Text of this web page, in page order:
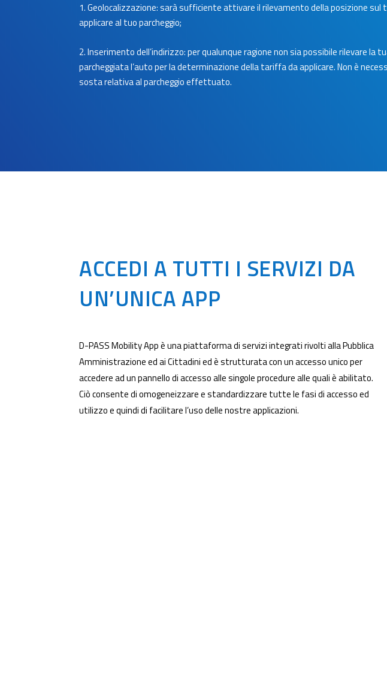
1. Geolocalizzazione: sarà sufficiente attivare il rilevamento della posizione
applicare al tuo parcheggio;
2. Inserimento dell’indirizzo: per qualunque ragione non sia possibile rilevare
parcheggiata l’auto per la determinazione della tariffa da applicare. Non è
sosta relativa al parcheggio effettuato.
ACCEDI A TUTTI I SERVIZI DA
UN’UNICA APP
D-PASS Mobility App è una piattaforma di servizi integrati rivolti alla Pubblica
Amministrazione ed ai Cittadini ed è strutturata con un accesso unico per
accedere ad un pannello di accesso alle singole procedure alle quali è abilitato.
Ciò consente di omogeneizzare e standardizzare tutte le fasi di accesso ed
utilizzo e quindi di facilitare l’uso delle nostre applicazioni.